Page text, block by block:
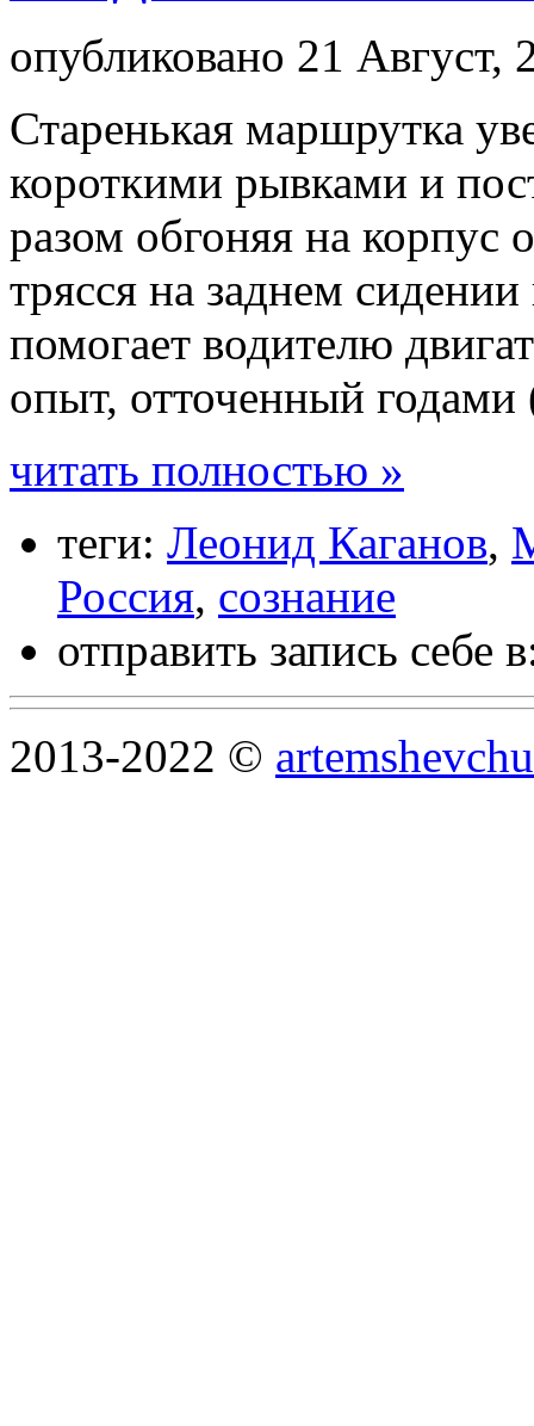
опубликовано 21 Август,
Старенькая маршрутка
короткими рывками и
разом обгоняя на
трясся на заднем
помогает водителю
опыт, отточенный
читать полностью »
теги: Леонид Каганов,
Россия, сознание
отправить запись себе
2013-2022 ©